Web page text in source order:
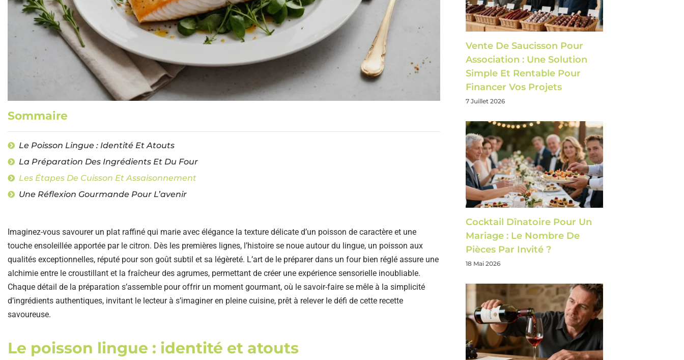
Sommaire
Le Poisson Lingue : Identité Et Atouts
La Préparation Des Ingrédients Et Du Four
Les Étapes De Cuisson Et Assaisonnement
Une Réflexion Gourmande Pour L’avenir
Imaginez-vous savourer un plat raffiné qui marie avec élégance la texture délicate d’un poisson de caractère et une
touche ensoleillée apportée par le citron. Dès les premières lignes, l’histoire se noue autour du lingue, un poisson aux
qualités exceptionnelles, réputé pour son goût subtil et sa légèreté. L’art de le préparer dans un four bien réglé assure une
alchimie entre le croustillant et la fraîcheur des agrumes, permettant de créer une expérience sensorielle inoubliable.
Chaque détail de la préparation s’assemble pour offrir un moment gourmant, où le savoir-faire se mêle à la simplicité
d’ingrédients authentiques, invitant le lecteur à s’imaginer en pleine cuisine, prêt à relever le défi de cette recette
savoureuse.
Le poisson lingue : identité et atouts
Vente De Saucisson Pour
Association : Une Solution
Simple Et Rentable Pour
Financer Vos Projets
7 Juillet 2026
Cocktail Dînatoire Pour Un
Mariage : Le Nombre De
Pièces Par Invité ?
18 Mai 2026